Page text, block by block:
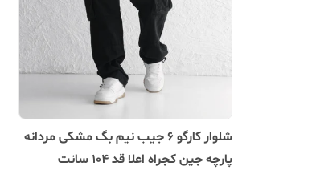
شلوار کارگو 6 جیب نیم بگ مشکی مردانه
پارچه جین کجراه اعلا قد 104 سانت